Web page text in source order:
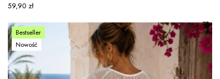
Cena
59,90 zł
Bestseller
Nowość